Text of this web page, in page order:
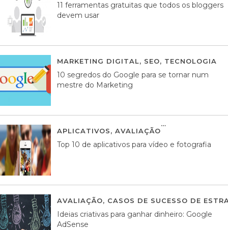
11 ferramentas gratuitas que todos os bloggers
devem usar
MARKETING DIGITAL, SEO, TECNOLOGIA
10 segredos do Google para se tornar num
mestre do Marketing
APLICATIVOS, AVALIAÇÃO
Top 10 de aplicativos para vídeo e fotografia
AVALIAÇÃO, CASOS DE SUCESSO DE
Ideias criativas para ganhar dinheiro: Google
AdSense